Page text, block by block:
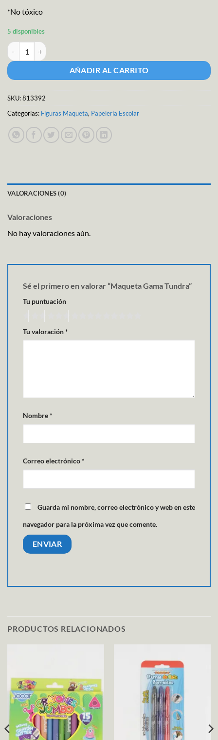
*No tóxico
5 disponibles
Maqueta Gama Tundra cantidad
AÑADIR AL CARRITO
SKU:813392
Categorías: Figuras Maqueta, Papeleria Escolar
VALORACIONES (0)
Valoraciones
No hay valoraciones aún.
Sé el primero en valorar “Maqueta Gama Tundra”
Tu puntuación
Tu valoración*
Nombre*
Correo electrónico*
Guarda mi nombre, correo electrónico y web en este
navegador para la próxima vez que comente.
PRODUCTOS RELACIONADOS